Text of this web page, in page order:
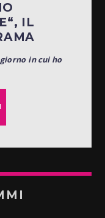
IL
in cui ho